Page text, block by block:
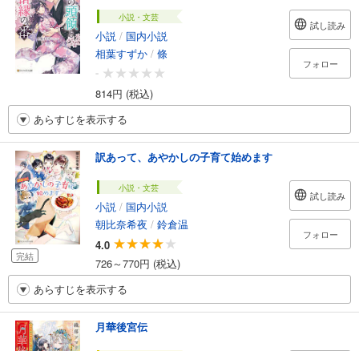
小説・文芸
小説 / 国内小説
相葉すずか / 條
-
814円 (税込)
試し読み
フォロー
あらすじを表示する
完結
訳あって、あやかしの子育て始めます
小説・文芸
小説 / 国内小説
朝比奈希夜 / 鈴倉温
4.0
726～770円 (税込)
試し読み
フォロー
あらすじを表示する
月華後宮伝